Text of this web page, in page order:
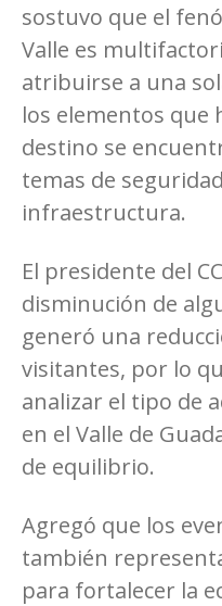
sostuvo que el
Valle es
atribuirse a una
los elementos que
destino se
temas de
infraestructura.
El presidente del
disminución de
generó una
visitantes, por lo
analizar el tipo de
en el Valle de
de equilibrio.
Agregó que los
también
para fortalecer la